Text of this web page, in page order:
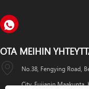
OTA MEIHIN
No.38, Fengying Road,
City, Fujianin Maakunta,